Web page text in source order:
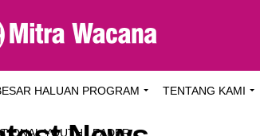
HALUAN PROGRAM TENTANG KAMI
YOUTH LEADER